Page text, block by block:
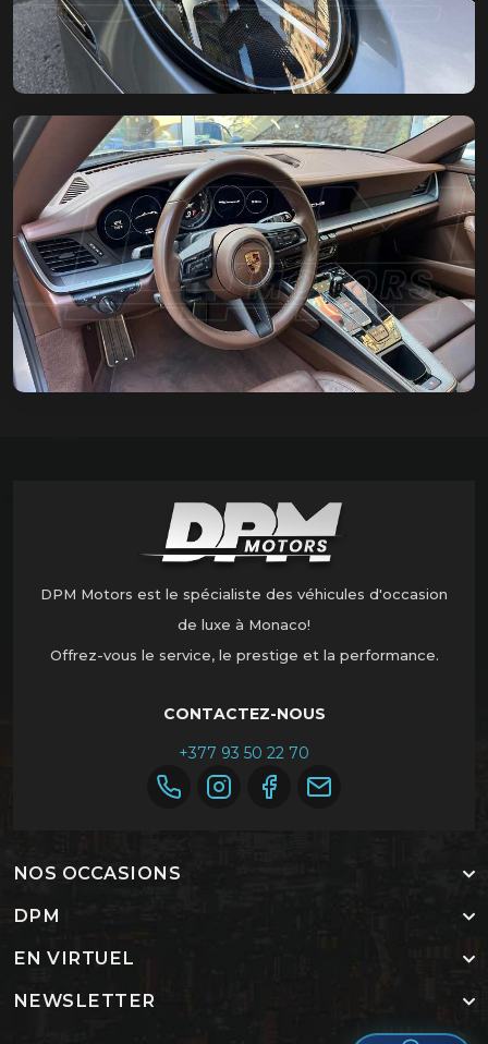
DPM Motors est le spécialiste des véhicules d'occasion
de luxe à Monaco!
Offrez-vous le service, le prestige et la performance.
CONTACTEZ-NOUS
+377 93 50 22 70
NOS OCCASIONS
DPM
EN VIRTUEL
NEWSLETTER